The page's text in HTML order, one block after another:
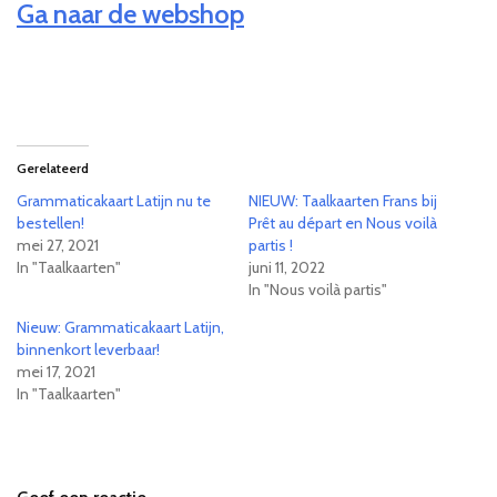
Ga naar de webshop
Gerelateerd
Grammaticakaart Latijn nu te
bestellen!
mei 27, 2021
In "Taalkaarten"
NIEUW: Taalkaarten Frans bij
Prêt au départ en Nous voilà
partis !
juni 11, 2022
In "Nous voilà partis"
Nieuw: Grammaticakaart Latijn,
binnenkort leverbaar!
mei 17, 2021
In "Taalkaarten"